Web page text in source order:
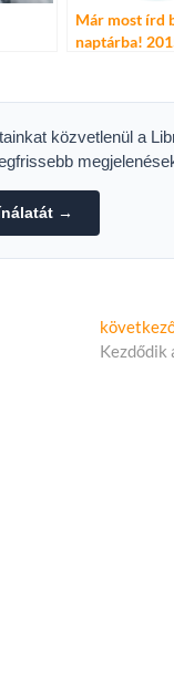
Már most írd
naptárba!
közvetlenül a
→
Kezdődik